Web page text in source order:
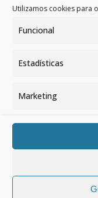
Utilizamos cookies para
Funcional
Estadísticas
Marketing
©